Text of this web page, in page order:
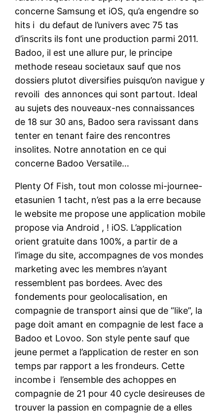
concerne Samsung et iOS, qu’a engendre so
hits i du defaut de l’univers avec 75 tas
d’inscrits ils font une production parmi 2011.
Badoo, il est une allure pur, le principe
methode reseau societaux sauf que nos
dossiers plutot diversifies puisqu’on navigue y
revoili des annonces qui sont partout. Ideal
au sujets des nouveaux-nes connaissances
de 18 sur 30 ans, Badoo sera ravissant dans
tenter en tenant faire des rencontres
insolites. Notre annotation en ce qui
concerne Badoo Versatile…
Plenty Of Fish, tout mon colosse mi-journee-
etasunien 1 tacht, n’est pas a la erre because
le website me propose une application mobile
propose via Android , ! iOS. L’application
orient gratuite dans 100%, a partir de a
l’image du site, accompagnes de vos mondes
marketing avec les membres n’ayant
ressemblent pas bordees. Avec des
fondements pour geolocalisation, en
compagnie de transport ainsi que de “like”, la
page doit amant en compagnie de lest face a
Badoo et Lovoo. Son style pente sauf que
jeune permet a l’application de rester en son
temps par rapport a les frondeurs. Cette
incombe i l’ensemble des achoppes en
compagnie de 21 pour 40 cycle desireuses de
trouver la passion en compagnie de a elles